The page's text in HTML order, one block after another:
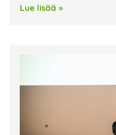
Lue lisää »